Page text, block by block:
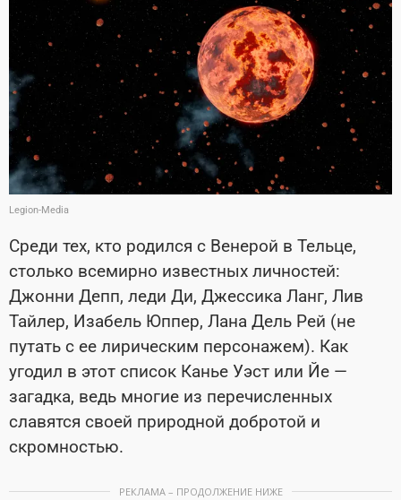
Legion-Media
Среди тех, кто родился с Венерой в Тельце,
столько всемирно известных личностей:
Джонни Депп, леди Ди, Джессика Ланг, Лив
Тайлер, Изабель Юппер, Лана Дель Рей (не
путать с ее лирическим персонажем). Как
угодил в этот список Канье Уэст или Йе —
загадка, ведь многие из перечисленных
славятся своей природной добротой и
скромностью.
РЕКЛАМА – ПРОДОЛЖЕНИЕ НИЖЕ